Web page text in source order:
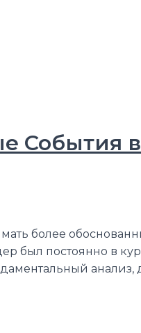
События в
более
был постоянно в
анализ,